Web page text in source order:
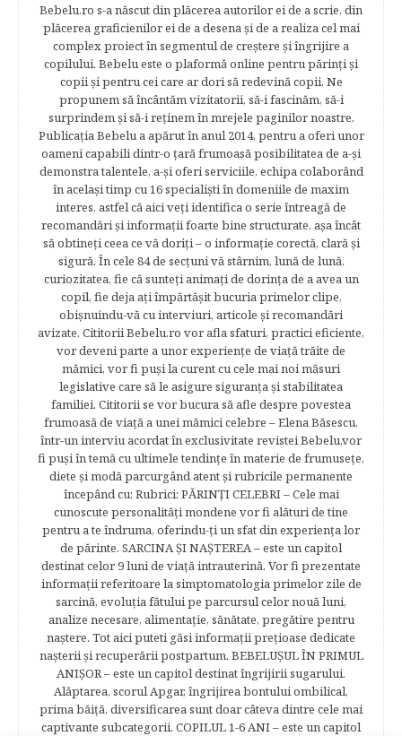
Bebelu.ro s-a născut din plăcerea autorilor ei de a scrie, din
plăcerea graficienilor ei de a desena şi de a realiza cel mai
complex proiect în segmentul de creştere şi îngrijire a
copilului. Bebelu este o plaformă online pentru părinţi şi
copii şi pentru cei care ar dori să redevină copii. Ne
propunem să încântăm vizitatorii, să-i fascinăm, să-i
surprindem şi să-i reţinem în mrejele paginilor noastre.​
Publicația Bebelu a apărut în anul 2014, pentru a oferi unor
oameni capabili dintr-o ţară frumoasă posibilitatea de a-şi
demonstra talentele, a-şi oferi serviciile, echipa colaborând
în acelaşi timp cu 16 specialişti în domeniile de maxim
interes, astfel că aici veţi identifica o serie întreagă de
recomandări şi informaţii foarte bine structurate, aşa încât
să obtineţi ceea ce vă doriţi – o informaţie corectă, clară şi
sigură. În cele 84 de secțuni vă stârnim, lună de lună,
curiozitatea, fie că sunteţi animaţi de dorinţa de a avea un
copil, fie deja aţi împărtăşit bucuria primelor clipe,
obişnuindu-vă cu interviuri, articole şi recomandări
avizate. Cititorii Bebelu.ro vor afla sfaturi, practici eficiente,
vor deveni parte a unor experienţe de viaţă trăite de
mămici, vor fi puşi la curent cu cele mai noi măsuri
legislative care să le asigure siguranţa şi stabilitatea
familiei. Cititorii se vor bucura să afle despre povestea
frumoasă de viață a unei mămici celebre – Elena Băsescu,
într-un interviu acordat în exclusivitate revistei Bebelu,vor
fi puşi în temă cu ultimele tendinţe în materie de frumuseţe,
diete şi modă parcurgând atent şi rubricile permanente
începând cu: Rubrici: PĂRINŢI CELEBRI – Cele mai
cunoscute personalităţi mondene vor fi alături de tine
pentru a te îndruma, oferindu-ţi un sfat din experienţa lor
de părinte. SARCINA ŞI NAŞTEREA – este un capitol
destinat celor 9 luni de viaţă intrauterină. Vor fi prezentate
informaţii referitoare la simptomatologia primelor zile de
sarcină, evoluţia fătului pe parcursul celor nouă luni,
analize necesare, alimentaţie, sănătate, pregătire pentru
naştere. Tot aici puteti găsi informaţii preţioase dedicate
naşterii şi recuperării postpartum. BEBELUŞUL ÎN PRIMUL
ANIŞOR – este un capitol destinat îngrijirii sugarului.
Alăptarea, scorul Apgar, îngrijirea bontului ombilical,
prima băiţă, diversificarea sunt doar câteva dintre cele mai
captivante subcategorii. COPILUL 1-6 ANI – este un capitol